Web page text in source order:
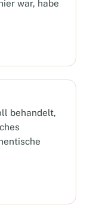
war, habe
behandelt,